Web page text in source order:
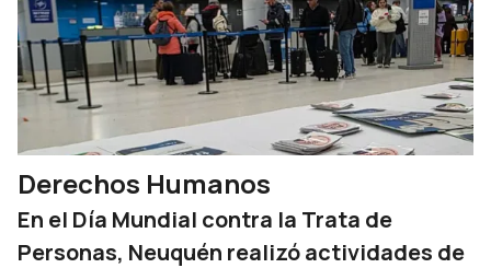
Derechos Humanos
En el Día Mundial contra la Trata de
Personas, Neuquén realizó actividades de